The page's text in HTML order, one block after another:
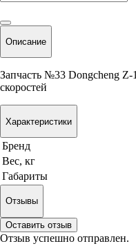
Описание
Запчасть №33 Dongcheng
скоростей
Характеристики
Бренд
Вес, кг
Габариты
Отзывы
Оставить отзыв
Отзыв успешно отправлен.